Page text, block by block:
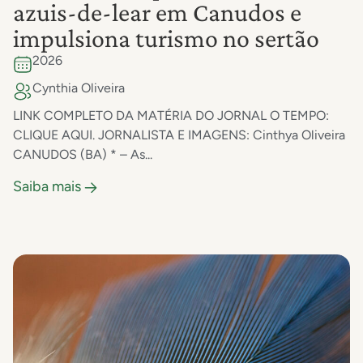
azuis-de-lear em Canudos e
impulsiona turismo no sertão
2026
Cynthia Oliveira
LINK COMPLETO DA MATÉRIA DO JORNAL O TEMPO:
CLIQUE AQUI. JORNALISTA E IMAGENS: Cinthya Oliveira
CANUDOS (BA) * – As...
Saiba mais